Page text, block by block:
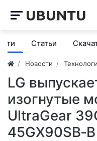
Статьи
Новости
LG
изогнутые
UltraGear
45GX90SB‑B